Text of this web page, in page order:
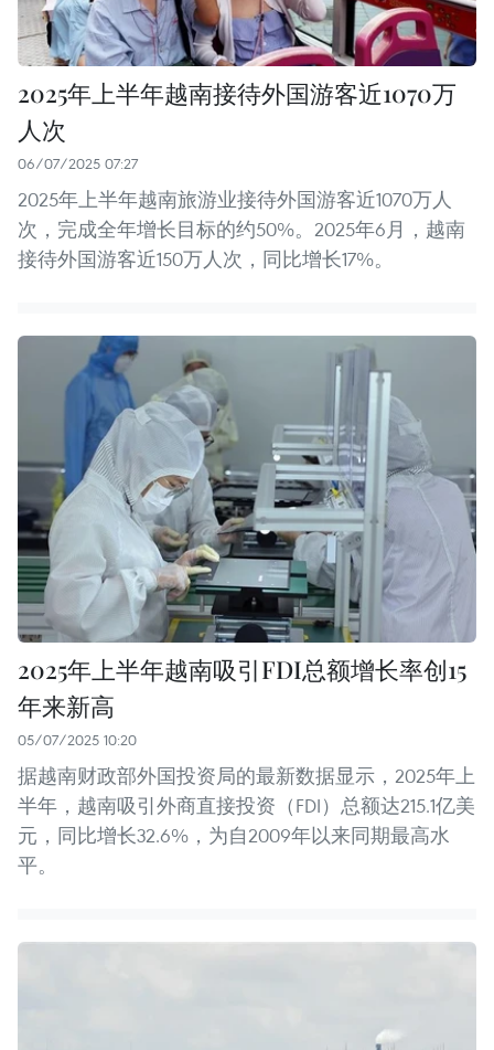
2025年上半年越南接待外国游客近1070万
人次
06/07/2025 07:27
2025年上半年越南旅游业接待外国游客近1070万人
次，完成全年增长目标的约50%。2025年6月，越南
接待外国游客近150万人次，同比增长17%。
2025年上半年越南吸引FDI总额增长率创15
年来新高
05/07/2025 10:20
据越南财政部外国投资局的最新数据显示，2025年上
半年，越南吸引外商直接投资（FDI）总额达215.1亿美
元，同比增长32.6%，为自2009年以来同期最高水
平。